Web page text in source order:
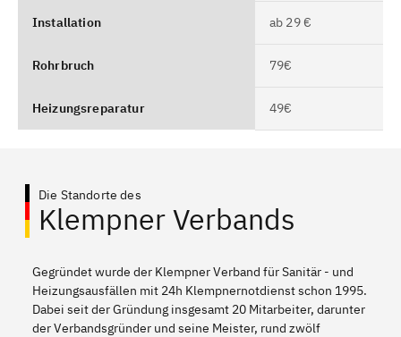
Installation ab 29 €
Rohrbruch 79€
Heizungsreparatur 49€
Die Standorte des
Klempner Verbands
Gegründet wurde der Klempner Verband für Sanitär - und
Heizungsausfällen mit 24h Klempnernotdienst schon 1995.
Dabei seit der Gründung insgesamt 20 Mitarbeiter, darunter
der Verbandsgründer und seine Meister, rund zwölf